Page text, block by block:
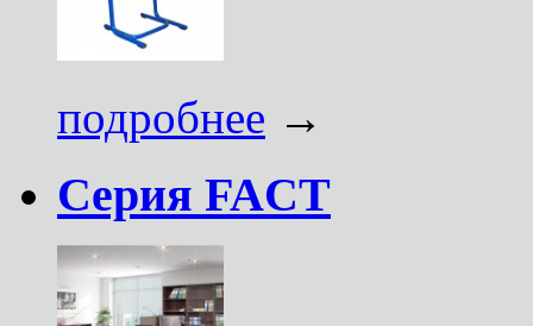
подробнее →
Серия FACT